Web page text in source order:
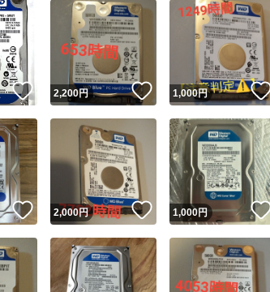
いいね！
2,200円 いいね！
1,000円
いいね！
2,000円 いいね！
1,000円